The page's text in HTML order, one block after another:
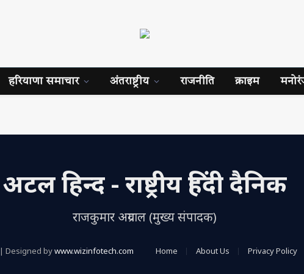
हरियाणा समाचार अंतराष्ट्रीय राजनीति क्राइम
अटल हिन्द - राष्ट्रीय हिंदी दैनिक
राजकुमार अग्रवाल (मुख्य संपादक)
| Designed bywww.wizinfotech.com Home About Us Privacy Policy